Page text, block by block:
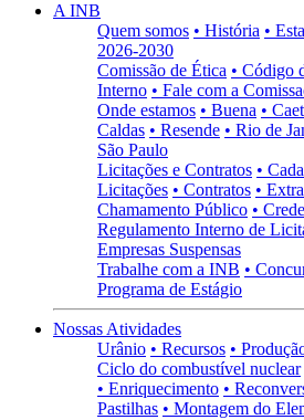
A INB
Quem somos • História •
2026-2030
Comissão de Ética • Código
Interno • Fale com a
Onde estamos • Buena •
Caldas • Resende • Rio de
São Paulo
Licitações e Contratos •
Licitações • Contratos •
Chamamento Público •
Regulamento Interno de
Empresas Suspensas
Trabalhe com a INB •
Programa de Estágio
Nossas Atividades
Urânio • Recursos •
Ciclo do combustível nuclear
• Enriquecimento •
Pastilhas • Montagem do